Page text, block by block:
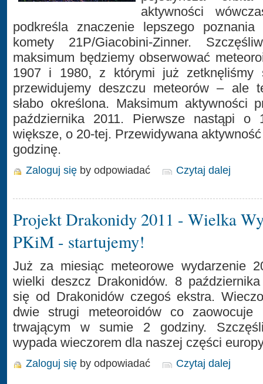
aktywności
podkreśla znaczenie lepszego poznania
komety 21P/Giacobini-Zinner.
maksimum będziemy obserwować
1907 i 1980, z którymi już zetknęliśmy
przewidujemy deszczu meteorów – ale
słabo określona. Maksimum aktywności
października 2011. Pierwsze nastąpi o
większe, o 20-tej. Przewidywana
godzinę.
Zaloguj się by odpowiadać Czytaj dalej
Projekt Drakonidy 2011 - Wielka
PKiM - startujemy!
Już za miesiąc meteorowe wydarzenie
wielki deszcz Drakonidów. 8
się od Drakonidów czegoś ekstra.
dwie strugi meteoroidów co zaowocuje
trwającym w sumie 2 godziny.
wypada wieczorem dla naszej części
Zaloguj się by odpowiadać Czytaj dalej